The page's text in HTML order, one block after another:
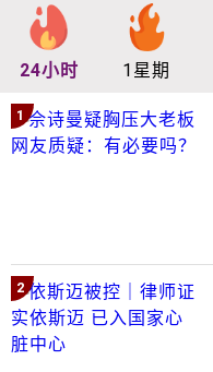
24小时 1星期
1
2